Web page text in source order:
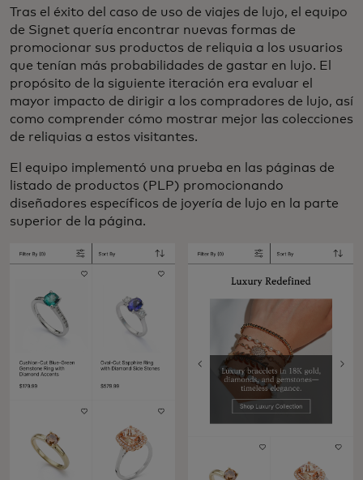
Tras el éxito del caso de uso de viajes de lujo, el equipo
de Signet quería encontrar nuevas formas de
promocionar sus productos de reliquia a los usuarios
que tenían más probabilidades de gastar en lujo. El
propósito de la siguiente iteración era evaluar el
mayor impacto de dirigir a los compradores de lujo, así
como comprender cómo mostrar mejor las colecciones
de reliquias a estos visitantes.
El equipo implementó una prueba en las páginas de
listado de productos (PLP) promocionando
diseñadores específicos de joyería de lujo en la parte
superior de la página.